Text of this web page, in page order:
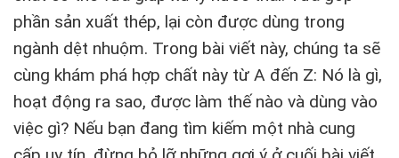
phần sản xuất thép, lại còn được dùng trong
ngành dệt nhuộm. Trong bài viết này, chúng ta sẽ
cùng khám phá hợp chất này từ A đến Z: Nó là gì,
hoạt động ra sao, được làm thế nào và dùng vào
việc gì? Nếu bạn đang tìm kiếm một nhà cung